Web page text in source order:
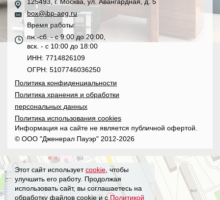
box@ibp-aeg.ru
Время работы:
пн.-сб. - с 9:00 до 20:00,
вск. - с 10:00 до 18:00
ИНН: 7714826109
ОГРН: 5107746036250
Политика конфиденциальности
Политика хранения и обработки
персональных данных
Политика использования cookies
Информация на сайте не является публичной офертой.
© ООО "Дженерал Пауэр" 2012-2026
Этот сайт используетcookie , чтобы
улучшить его работу. Продолжая
использовать сайт, вы соглашаетесь на
обработку файлов cookie и с Политикой